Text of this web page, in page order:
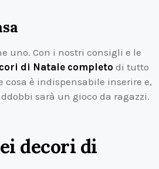
uno. Con i nostri consigli e le
di Natale completo di tutto
cosa è indispensabile inserire e,
sarà un gioco da ragazzi.
decori di